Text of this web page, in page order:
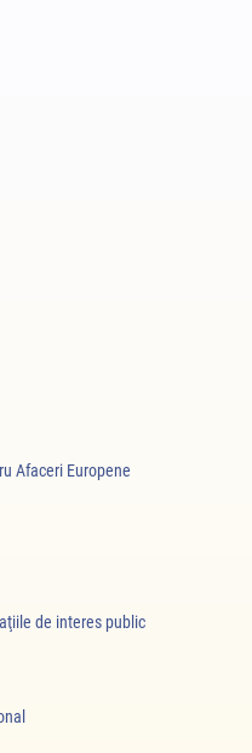
Afaceri Europene
de interes public